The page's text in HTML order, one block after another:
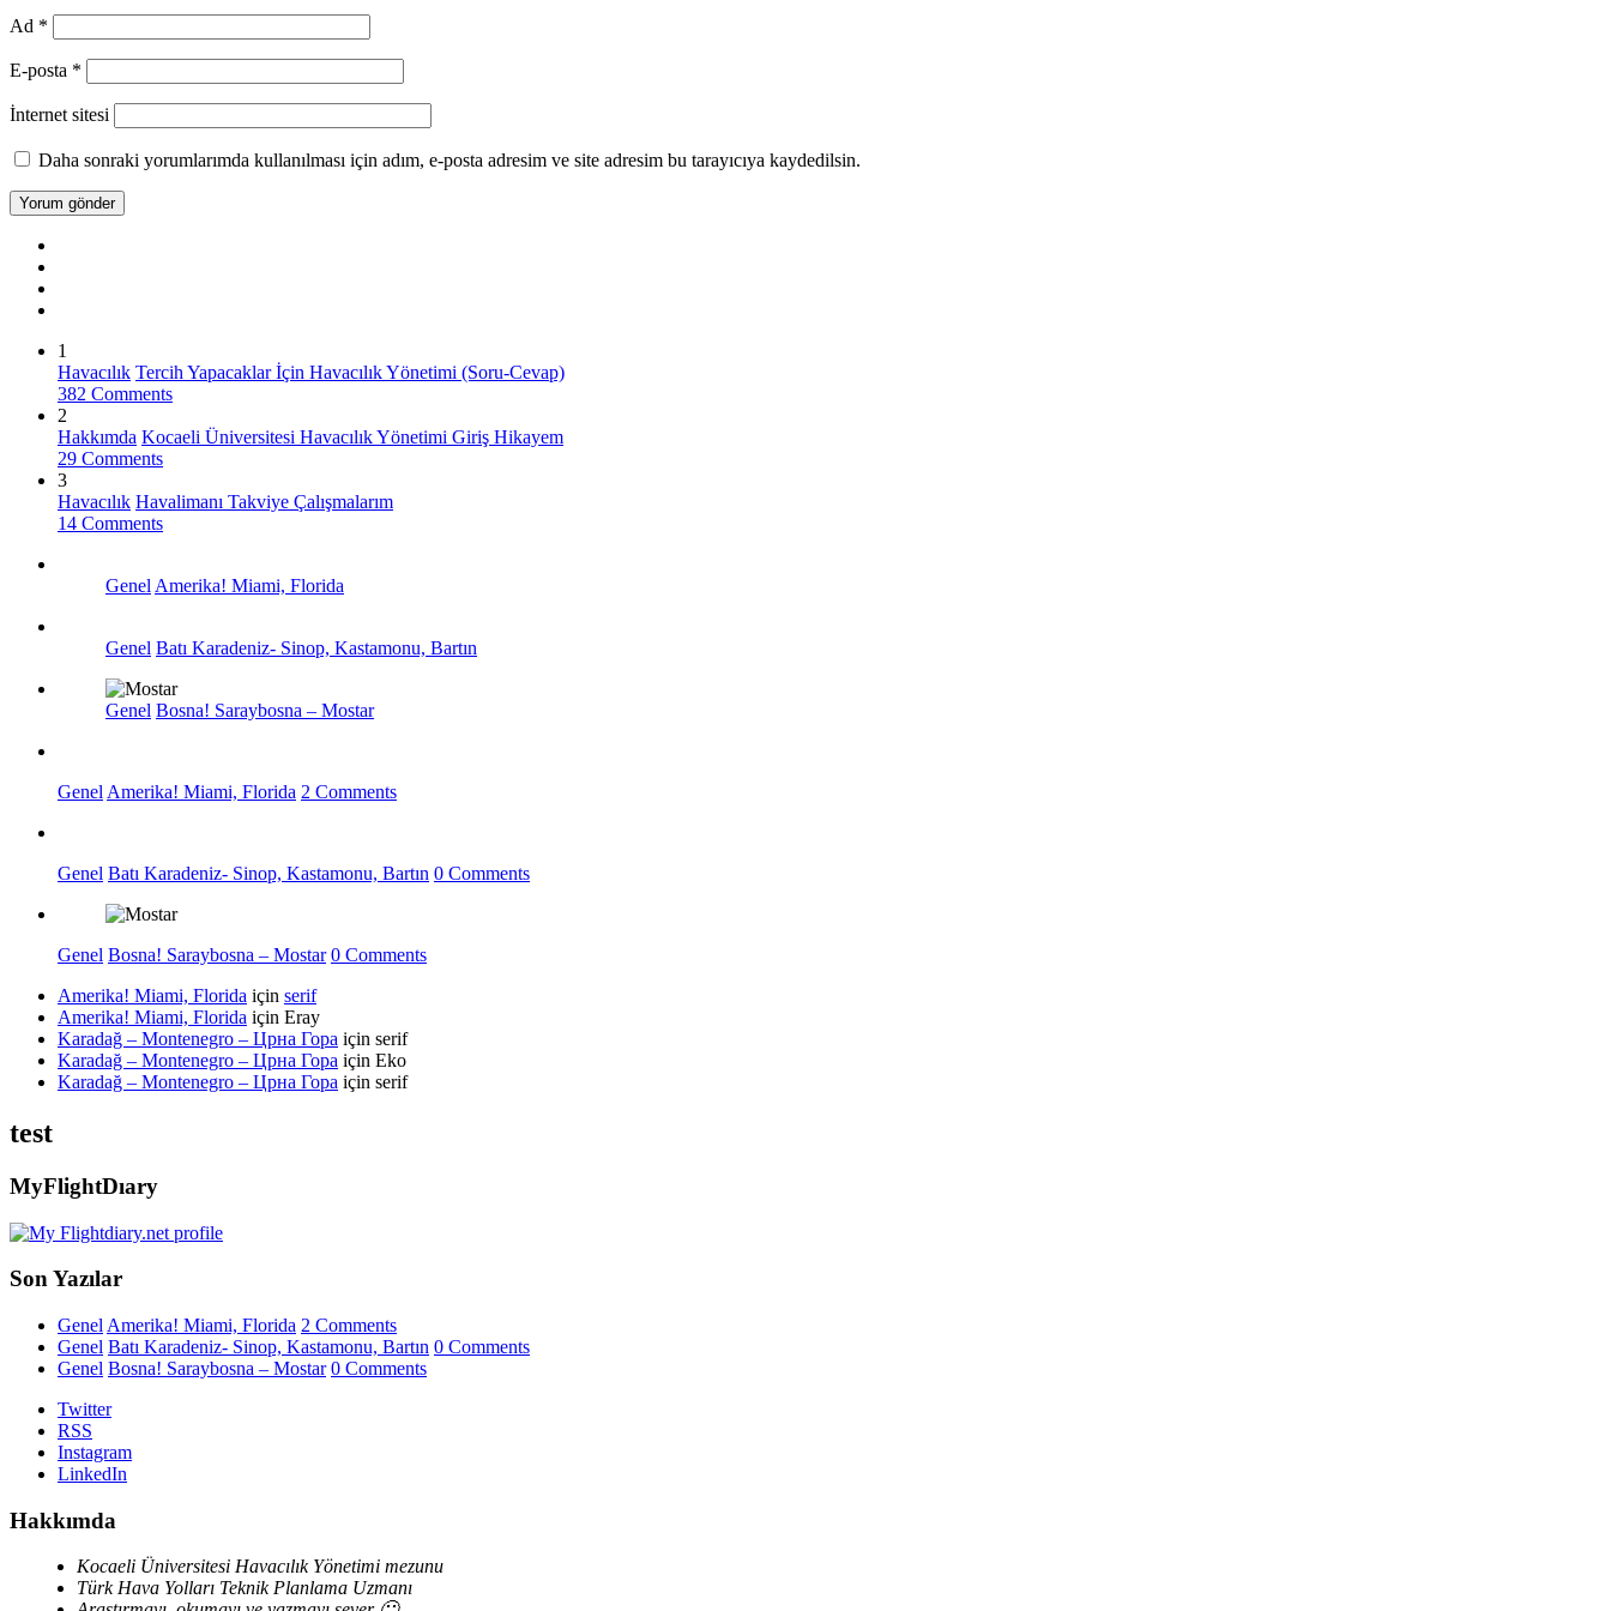
Ad *
E-posta *
İnternet sitesi
Daha sonraki yorumlarımda kullanılması için adım, e-posta adresim ve site adresim bu tarayıcıya kaydedilsin.
1
Havacılık Tercih Yapacaklar İçin Havacılık Yönetimi (Soru-Cevap)
382 Comments
2
Hakkımda Kocaeli Üniversitesi Havacılık Yönetimi Giriş Hikayem
29 Comments
3
Havacılık Havalimanı Takviye Çalışmalarım
14 Comments
Genel Amerika! Miami, Florida
Genel Batı Karadeniz- Sinop, Kastamonu, Bartın
Genel Bosna! Saraybosna – Mostar
Genel Amerika! Miami, Florida 2 Comments
Genel Batı Karadeniz- Sinop, Kastamonu, Bartın 0 Comments
Genel Bosna! Saraybosna – Mostar 0 Comments
Amerika! Miami, Florida için serif
Amerika! Miami, Florida için Eray
Karadağ – Montenegro – Црна Гора için serif
Karadağ – Montenegro – Црна Гора için Eko
Karadağ – Montenegro – Црна Гора için serif
test
MyFlightDıary
Son Yazılar
Genel Amerika! Miami, Florida 2 Comments
Genel Batı Karadeniz- Sinop, Kastamonu, Bartın 0 Comments
Genel Bosna! Saraybosna – Mostar 0 Comments
Twitter
RSS
Instagram
LinkedIn
Hakkımda
Kocaeli Üniversitesi Havacılık Yönetimi mezunu
Türk Hava Yolları Teknik Planlama Uzmanı